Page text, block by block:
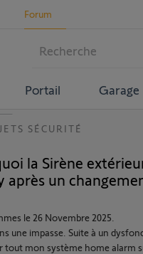
Forum
Portail Garage
SÉCURITÉ
la Sirène
après un
le 26 Novembre 2025.
une impasse. Suite à un
tout mon système home alarm